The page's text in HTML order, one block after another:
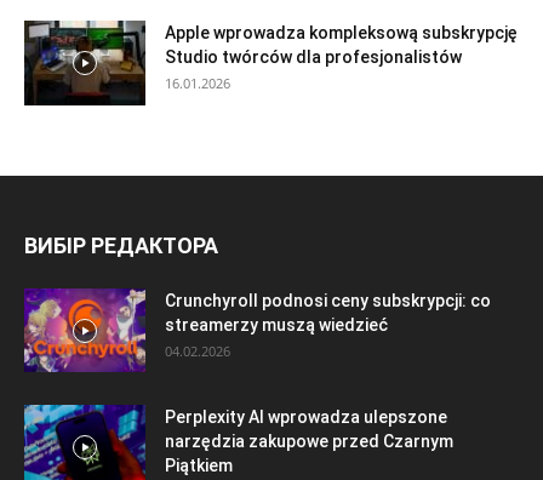
Apple wprowadza kompleksową subskrypcję
Studio twórców dla profesjonalistów
16.01.2026
ВИБІР РЕДАКТОРА
Crunchyroll podnosi ceny subskrypcji: co
streamerzy muszą wiedzieć
04.02.2026
Perplexity AI wprowadza ulepszone
narzędzia zakupowe przed Czarnym
Piątkiem